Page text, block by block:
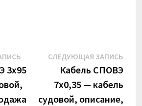
Предыдущая
запись:
3х95
СЛЕДУЮЩАЯ ЗАПИСЬ
Кабель СПОВЭ
7х0,35 — кабель
судовой, описание,